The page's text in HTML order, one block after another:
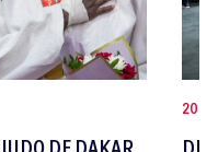
DE DAKAR
20